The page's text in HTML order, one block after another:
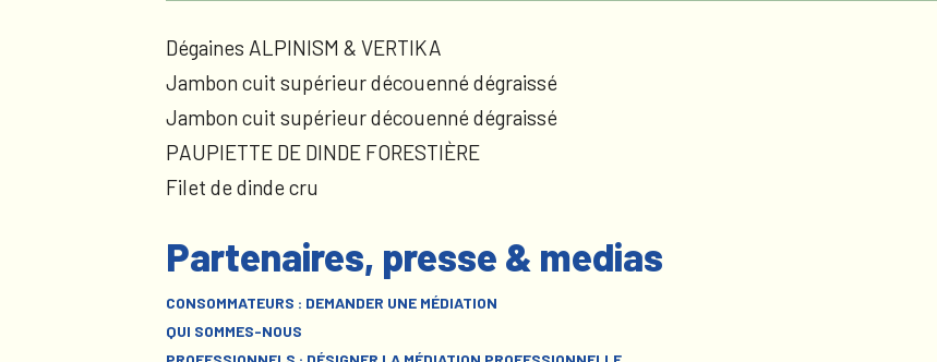
Dégaines ALPINISM & VERTIKA
Jambon cuit supérieur découenné dégraissé
Jambon cuit supérieur découenné dégraissé
PAUPIETTE DE DINDE FORESTIÈRE
Filet de dinde cru
Partenaires, presse & medias
CONSOMMATEURS : DEMANDER UNE MÉDIATION
QUI SOMMES-NOUS